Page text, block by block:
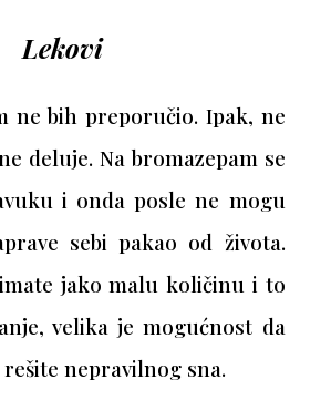
Lekovi
ne bih preporučio. Ipak, ne
deluje. Na bromazepam se
i onda posle ne mogu
sebi pakao od života.
jako malu količinu i to
velika je mogućnost da
nepravilnog sna.